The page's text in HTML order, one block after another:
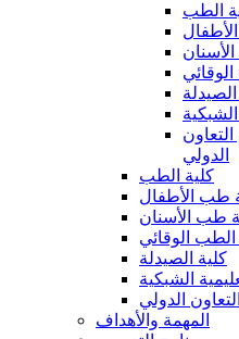
الطب
الشبكية
الدولي
كلية الطب
طب الأطفال
طب الأسنان
الطب الوقائي
كلية الصيدلة
الشبكية
الدولي
المهمة والأهداف